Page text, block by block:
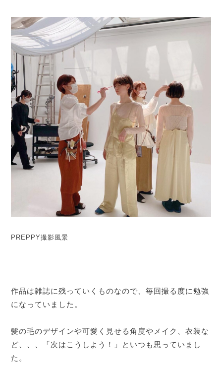
PREPPY撮影風景
作品は雑誌に残っていくものなので、毎回撮る度に勉強
になっていました。
髪の毛のデザインや可愛く見せる角度やメイク、衣装な
ど、、、「次はこうしよう！」といつも思っていまし
た。